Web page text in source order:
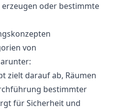
oder bestimmte
von
zielt darauf ab, Räumen
bestimmter
für Sicherheit und